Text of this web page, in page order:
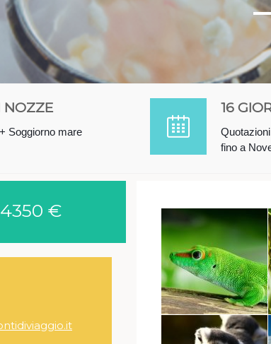
NOZZE
Soggiorno mare
16
fino a
4350 €